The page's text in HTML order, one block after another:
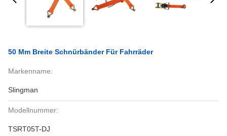
50 Mm Breite Schnürbänder Für Fahrräder
Markenname:
Slingman
Modellnummer:
TSRT05T-DJ